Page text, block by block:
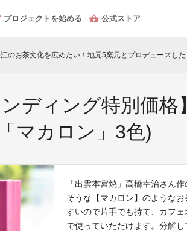
プロジェクトを始める 公式ストア
のお茶文化を広めたい！地元5窯元とプロデュースし
ディング特別価
マカロン」3色)
「出雲本宮焼」高橋幸治さん
そうな【マカロン】のような
すいので片手でも持て、カフ
で使っていただけます。分解